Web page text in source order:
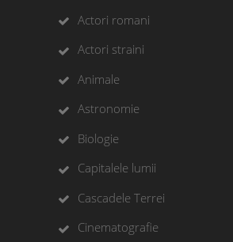
Actori romani
Actori straini
Animale
Astronomie
Biologie
Capitalele lumii
Cascadele Terrei
Cinematografie